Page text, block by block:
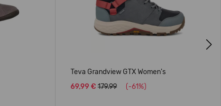
Teva Grandview GTX Women's
69,99 € 179.99 (-61%)